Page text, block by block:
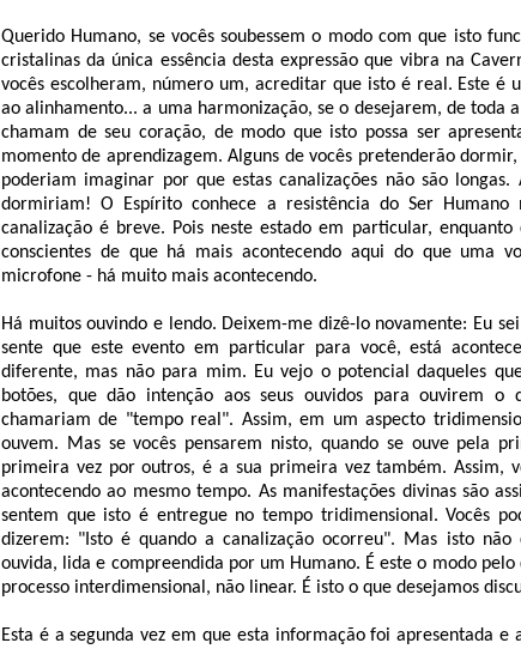
Querido Humano, se vocês soubessem o modo com que isto
cristalinas da única essência desta expressão que vibra na
vocês escolheram, número um, acreditar que isto é real. Este é
ao alinhamento... a uma harmonização, se o desejarem, de toda
chamam de seu coração, de modo que isto possa ser
momento de aprendizagem. Alguns de vocês pretenderão
poderiam imaginar por que estas canalizações não são
dormiriam! O Espírito conhece a resistência do Ser Humano
canalização é breve. Pois neste estado em particular, enquanto
conscientes de que há mais acontecendo aqui do que uma
microfone - há muito mais acontecendo.
Há muitos ouvindo e lendo. Deixem-me dizê-lo novamente: Eu
sente que este evento em particular para você, está
diferente, mas não para mim. Eu vejo o potencial daqueles
botões, que dão intenção aos seus ouvidos para ouvirem o
chamariam de "tempo real". Assim, em um aspecto
ouvem. Mas se vocês pensarem nisto, quando se ouve pela
primeira vez por outros, é a sua primeira vez também. Assim,
acontecendo ao mesmo tempo. As manifestações divinas são
sentem que isto é entregue no tempo tridimensional. Vocês
dizerem: "Isto é quando a canalização ocorreu". Mas isto
ouvida, lida e compreendida por um Humano. É este o modo
processo interdimensional, não linear. É isto o que desejamos
Esta é a segunda vez em que esta informação foi apresentada